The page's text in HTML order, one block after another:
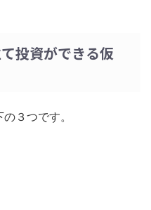
投資ができる仮
３つです。